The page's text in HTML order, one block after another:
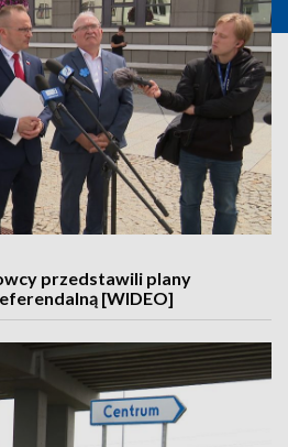
przedstawili plany
[WIDEO]